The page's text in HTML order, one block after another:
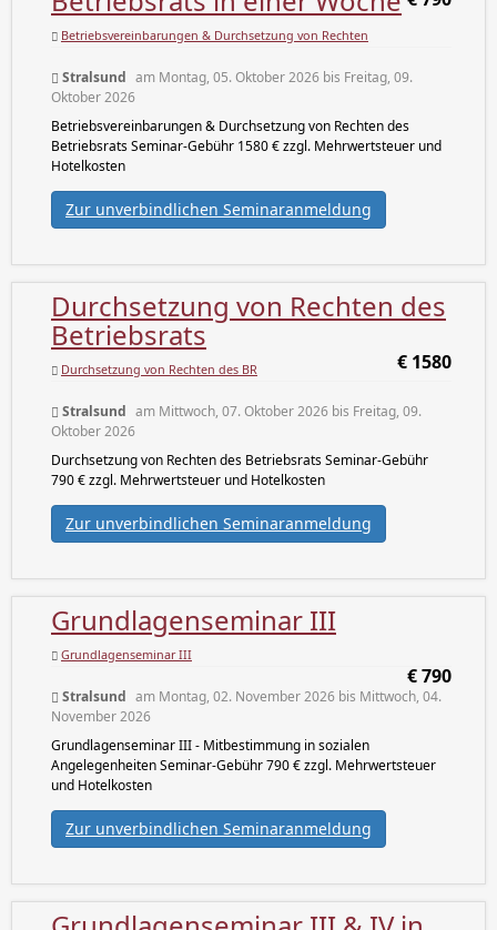
Betriebsvereinbarungen & Durchsetzung von Rechten
Stralsund am Montag, 05. Oktober 2026 bis Freitag, 09.
Oktober 2026
Betriebsvereinbarungen & Durchsetzung von Rechten des
Betriebsrats Seminar-Gebühr 1580 € zzgl. Mehrwertsteuer und
Hotelkosten
Zur unverbindlichen Seminaranmeldung
€ 1580
Durchsetzung von Rechten des
Betriebsrats
Durchsetzung von Rechten des BR
Stralsund am Mittwoch, 07. Oktober 2026 bis Freitag, 09.
Oktober 2026
Durchsetzung von Rechten des Betriebsrats Seminar-Gebühr
790 € zzgl. Mehrwertsteuer und Hotelkosten
Zur unverbindlichen Seminaranmeldung
€ 790
Grundlagenseminar III
Grundlagenseminar III
Stralsund am Montag, 02. November 2026 bis Mittwoch, 04.
November 2026
Grundlagenseminar III - Mitbestimmung in sozialen
Angelegenheiten Seminar-Gebühr 790 € zzgl. Mehrwertsteuer
und Hotelkosten
Zur unverbindlichen Seminaranmeldung